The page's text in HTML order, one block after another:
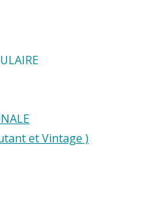
et Vintage )